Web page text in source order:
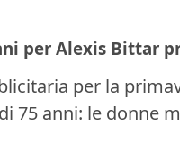
per Alexis Bittar
per la
75 anni: le donne